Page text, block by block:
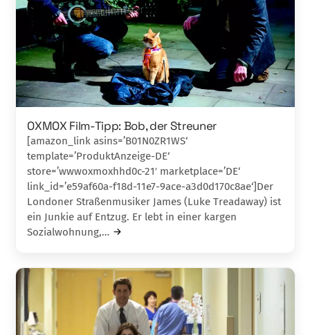
OXMOX Film-Tipp: Bob, der Streuner
[amazon_link asins=’B01N0ZR1WS‘
template=’ProduktAnzeige-DE‘
store=’wwwoxmoxhhd0c-21′ marketplace=’DE‘
link_id=’e59af60a-f18d-11e7-9ace-a3d0d170c8ae‘]Der
Londoner Straßenmusiker James (Luke Tread­away) ist
ein Junkie auf Entzug. Er lebt in einer kar­gen
Sozialwohnung,…